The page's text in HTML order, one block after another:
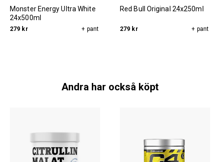
Monster Energy Ultra White
24x500ml
279 kr + pant
Red Bull Original 24x250ml
279 kr + pant
Andra har också köpt